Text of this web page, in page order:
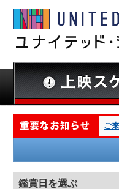
ご
鑑賞日を選ぶ